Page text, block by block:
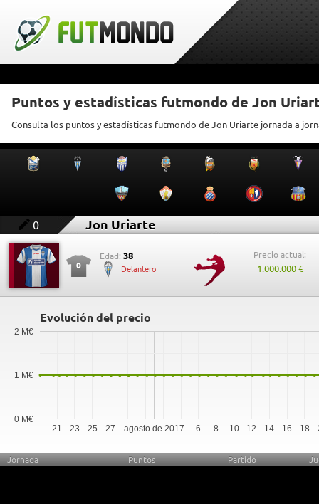
Puntos y estadísticas futmondo de Jon
Consulta los puntos y estadísticas futmondo de Jon Uriarte jornada a
0 Jon Uriarte
0
Edad: 38
Delantero
Precio actual:
1.000.000 €
Evolución del precio
agosto de 2017
21 23 25 27 6 8 10 12 14 16 18
0 M€
1 M€
2 M€
Jornada Puntos Partido